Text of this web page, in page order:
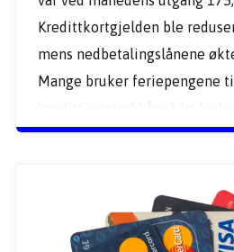
Kredittkortgjelden ble
mens nedbetalingslånene
Mange bruker feriepengene
kredittkortgjeld for å ha
sommerferien.